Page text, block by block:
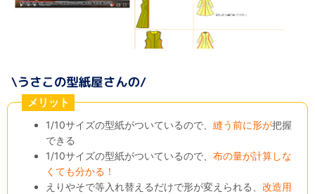
メリット
1/10サイズの型紙がついているので、縫う前に形が把握
できる
1/10サイズの型紙がついているので、布の量が計算しな
くても分かる！
えりやそで等入れ替えるだけで形が変えられる、改造用